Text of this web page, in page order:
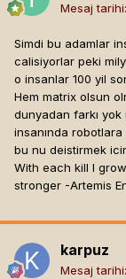
Mesaj tarihi:
Simdi bu adamlar
calisiyorlar peki
o insanlar 100 yil
Hem matrix olsun
dunyadan farkı
insanında
bu nu deistirmek
With each kill I
stronger -Artemis
karpuz
Mesaj tarihi: